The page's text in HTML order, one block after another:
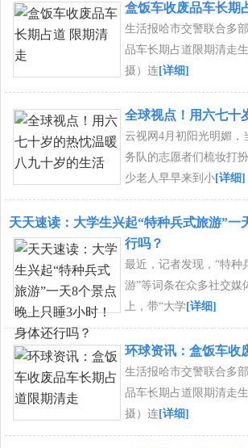
盒饭车收废品车长期
生活报哈市交警联合多
品车长期占道限期清走
摄）连[详细]
全球视点！用六七十
云视网4月初阳光明媚
务队的志愿者们梳妆打
少老人早早来到小[详细]
天天速读：大学生兴起“特种兵式旅游”一
行吗？
最近，记者发现，“特种
游”等词条在众多社交媒
上，带“大学 [详细]
环球资讯：盒饭车收
生活报哈市交警联合多
品车长期占道限期清走
摄）连[详细]